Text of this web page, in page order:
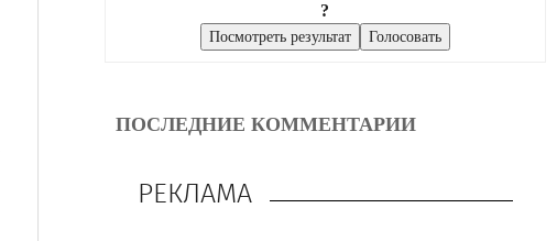
?
ПОСЛЕДНИЕ КОММЕНТАРИИ
РЕКЛАМА